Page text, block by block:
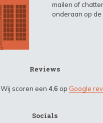
mailen of
onderaan op de
Reviews
Wij scoren een 4,6 op Google
Socials